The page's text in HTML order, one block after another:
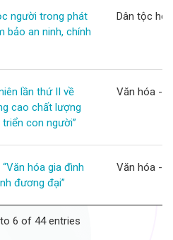
người trong phát
bảo an ninh, chính
Dân tộc học
lần thứ II về
cao chất lượng
con người”
Văn hóa -
hóa gia đình
đương đại”
Văn hóa -
6 of 44 entries